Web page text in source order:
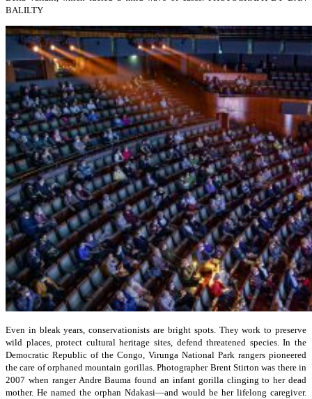
BALILTY
Even in bleak years, conservationists are bright spots. They work to preserve
wild places, protect cultural heritage sites, defend threatened species. In the
Democratic Republic of the Congo, Virunga National Park rangers pioneered
the care of orphaned mountain gorillas. Photographer Brent Stirton was there in
2007 when ranger Andre Bauma found an infant gorilla clinging to her dead
mother. He named the orphan Ndakasi—and would be her lifelong caregiver.